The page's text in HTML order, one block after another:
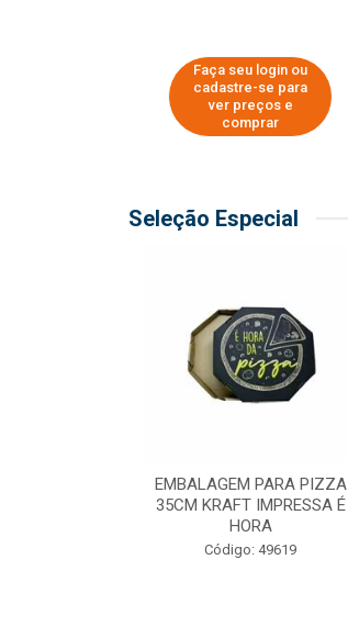
Faça seu login ou
cadastre-se para
ver preços e
comprar
Seleção Especial
EMBALAGEM PARA PIZZA
35CM KRAFT IMPRESSA É
HORA
Código: 49619